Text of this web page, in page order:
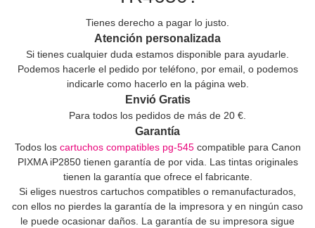
Tienes derecho a pagar lo justo.
Atención personalizada
Si tienes cualquier duda estamos disponible para ayudarle.
Podemos hacerle el pedido por teléfono, por email, o podemos
indicarle como hacerlo en la página web.
Envió Gratis
Para todos los pedidos de más de 20 €.
Garantía
Todos los cartuchos compatibles pg-545compatible para Canon
PIXMA iP2850 tienen garantía de por vida. Las tintas originales
tienen la garantía que ofrece el fabricante.
Si eliges nuestros cartuchos compatibles o remanufacturados,
con ellos no pierdes la garantía de la impresora y en ningún caso
le puede ocasionar daños. La garantía de su impresora sigue